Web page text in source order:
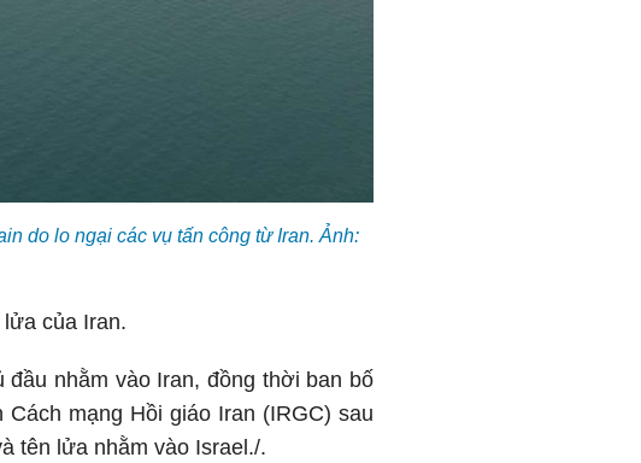
do lo ngại các vụ tấn công từ Iran. Ảnh:
của Iran.
nhằm vào Iran, đồng thời ban bố
mạng Hồi giáo Iran (IRGC) sau
tên lửa nhằm vào Israel./.